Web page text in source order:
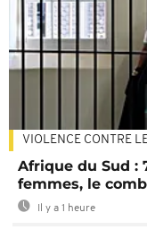
VIOLENCE CONTRE
Afrique du Sud :
femmes, le
Il y a 1 heure